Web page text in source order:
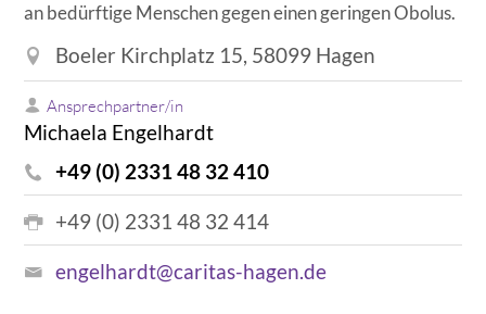
an bedürftige Menschen gegen einen geringen Obolus.
Boeler Kirchplatz 15, 58099 Hagen
Ansprechpartner/in
Michaela Engelhardt
+49 (0) 2331 48 32 410
+49 (0) 2331 48 32 414
engelhardt@caritas-hagen.de